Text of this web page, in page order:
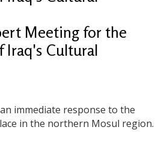
Meeting for the
Iraq's Cultural
immediate response to the
in the northern Mosul region.